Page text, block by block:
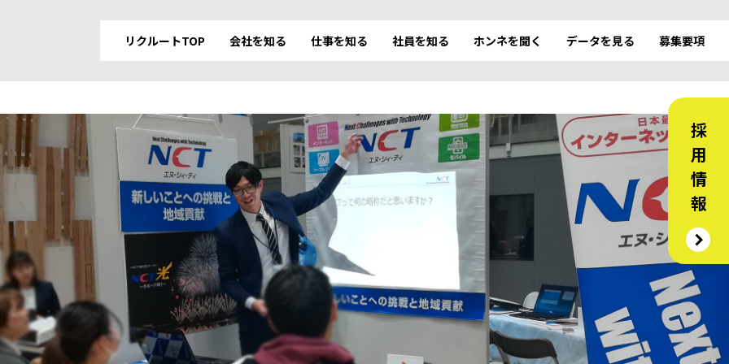
リクルートTOP 会社を知る 仕事を知る 社員を知る ホンネを聞く データを見る 募集要項
採 用 情 報